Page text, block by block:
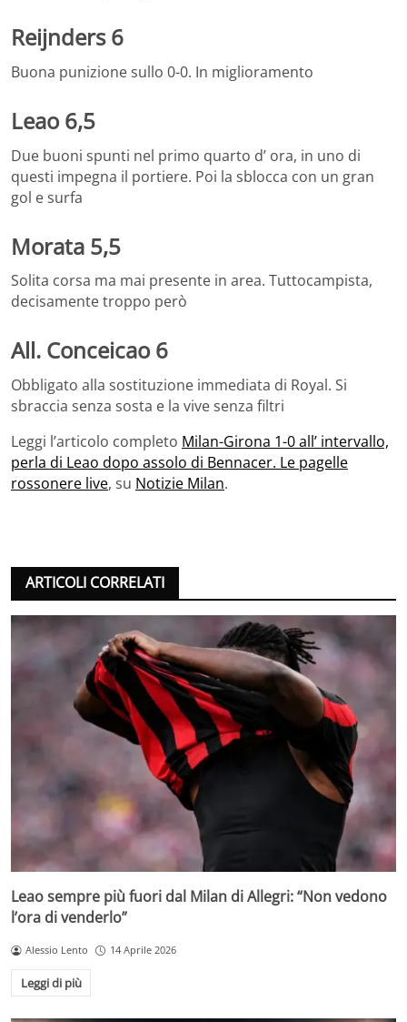
Reijnders 6
Buona punizione sullo 0-0. In miglioramento
Leao 6,5
Due buoni spunti nel primo quarto d’ ora, in uno di
questi impegna il portiere. Poi la sblocca con un gran
gol e surfa
Morata 5,5
Solita corsa ma mai presente in area. Tuttocampista,
decisamente troppo però
All. Conceicao 6
Obbligato alla sostituzione immediata di Royal. Si
sbraccia senza sosta e la vive senza filtri
Leggi l’articolo completo Milan-Girona 1-0 all’ intervallo,
perla di Leao dopo assolo di Bennacer. Le pagelle
rossonere live, su Notizie Milan.
ARTICOLI CORRELATI
Leao sempre più fuori dal Milan di Allegri: “Non vedono
l’ora di venderlo”
Alessio Lento 14 Aprile 2026
Leggi di più